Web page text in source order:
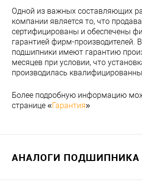
Одной из важных составляющих
компании является то, что
сертифицированы и обеспечены
гарантией фирм-производителей.
подшипники имеют гарантию
месяцев при условии, что
производилась
Более подробную информацию
странице «Гарантия»
АНАЛОГИ ПОДШИПНИКА